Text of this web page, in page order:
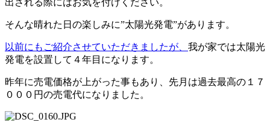
そんな晴れた日の楽しみに”太陽光発電”があります。
以前にもご紹介させていただきましたが、 我が家では太陽光
発電を設置して４年目になります。
昨年に売電価格が上がった事もあり、先月は過去最高の１７
０００円の売電代になりました。